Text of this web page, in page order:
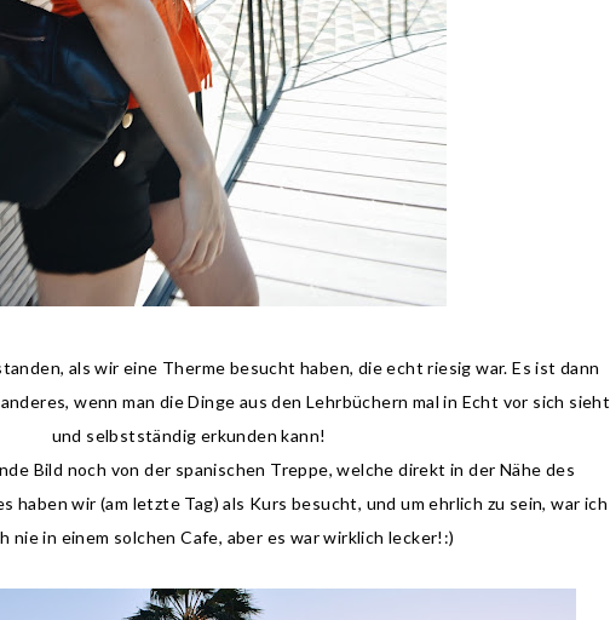
als wir eine Therme besucht haben, die echt riesig war. Es ist dann
wenn man die Dinge aus den Lehrbüchern mal in Echt vor sich sieht
und selbstständig erkunden kann!
Bild noch von der spanischen Treppe, welche direkt in der Nähe des
haben wir (am letzte Tag) als Kurs besucht, und um ehrlich zu sein, war ich
nie in einem solchen Cafe, aber es war wirklich lecker!:)